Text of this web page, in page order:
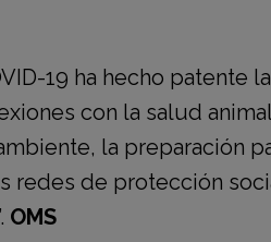
19 ha hecho
con la salud
la preparación
redes de protección
OMS